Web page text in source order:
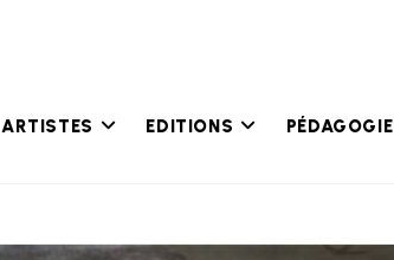
ARTISTES EDITIONS PÉDAGOGIE